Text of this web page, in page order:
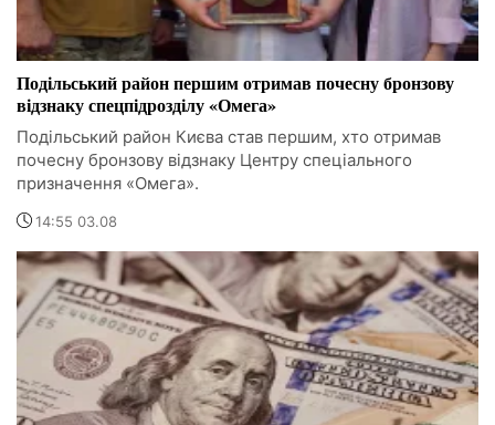
Подільський район першим отримав почесну бронзову
відзнаку спецпідрозділу «Омега»
Подільський район Києва став першим, хто отримав
почесну бронзову відзнаку Центру спеціального
призначення «Омега».
14:55 03.08